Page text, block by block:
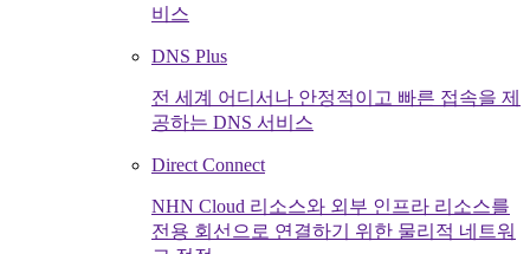
비스
DNS Plus
전 세계 어디서나 안정적이고 빠른 접속을 제
공하는 DNS 서비스
Direct Connect
NHN Cloud 리소스와 외부 인프라 리소스를
전용 회선으로 연결하기 위한 물리적 네트워